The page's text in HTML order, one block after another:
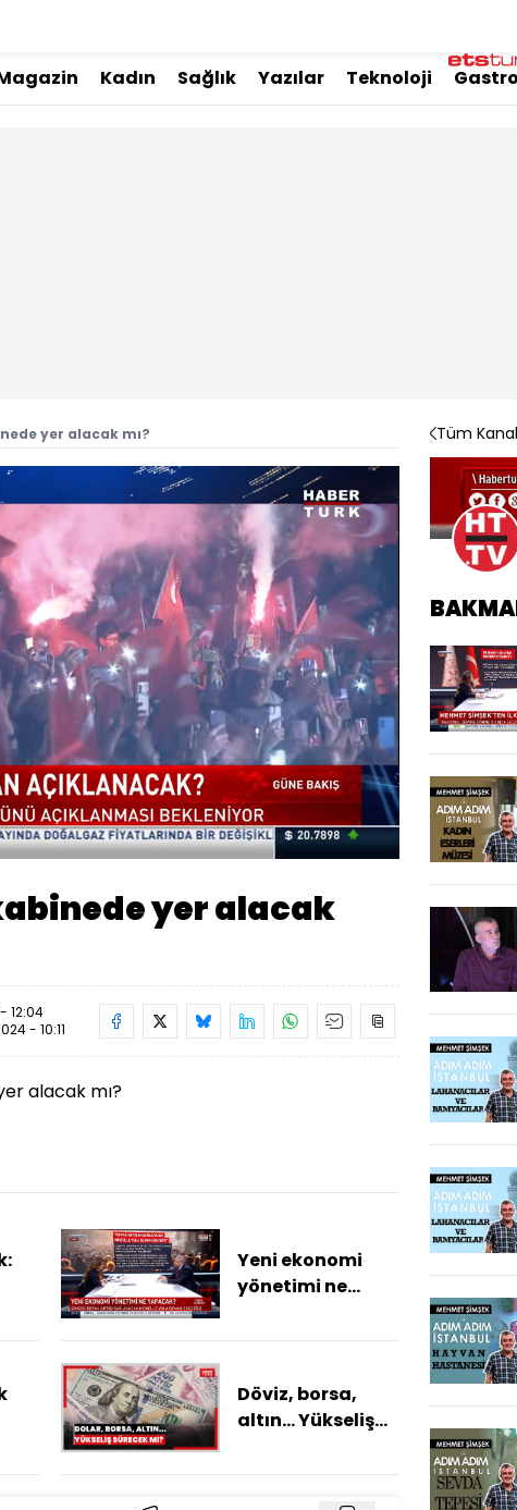
Kadın Sağlık Yazılar Teknoloji Gastro
yer alacak mı?
:
Oynatma
yer alacak
12:04
- 10:11
alacak mı?
Yeni ekonomi
yönetimi ne
Döviz, borsa,
altın... Yükseliş
devam edecek
Tüm